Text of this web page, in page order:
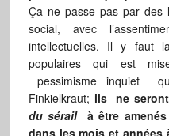
Ça ne passe pas par des
social, avec
intellectuelles. Il y faut
populaires qui est
pessimisme inquiet
Finkielkraut; ils ne
du sérailà être amenés